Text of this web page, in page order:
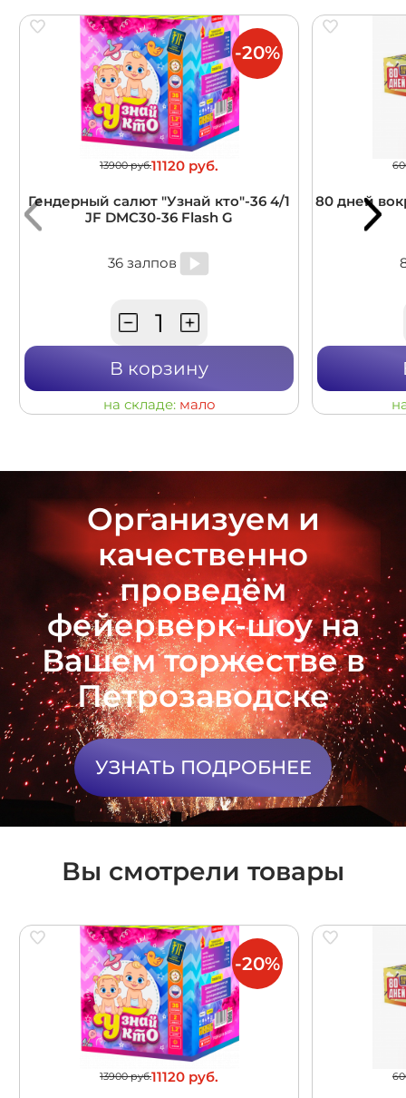
13900 руб.11120 руб.
Гендерный салют "Узнай кто"-36 4/1
JF DMC30-36 Flash G
36 залпов
В корзину
на складе: мало
-20%
80 дней
Организуем и
качественно
проведём
фейерверк-шоу на
Вашем торжестве в
Петрозаводске
УЗНАТЬ ПОДРОБНЕЕ
Вы смотрели товары
13900 руб.11120 руб.
-20%